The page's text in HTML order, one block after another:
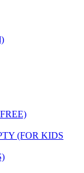
(FOR KIDS